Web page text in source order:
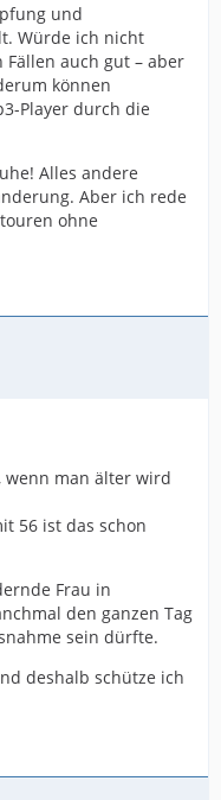
und
Würde ich nicht
auch gut – aber
können
Player durch die
Alles andere
Aber ich rede
ohne
wenn man älter wird
56 ist das schon
Frau in
den ganzen Tag
sein dürfte.
deshalb schütze ich